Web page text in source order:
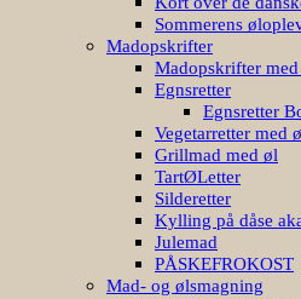
Sommerens
Madopskrifter
Madopskrifter
Egnsretter
Egnsretter
Vegetarretter med
Grillmad med øl
TartØLetter
Silderetter
Kylling på dåse
Julemad
PÅSKEFROKOST
Mad- og ølsmagning